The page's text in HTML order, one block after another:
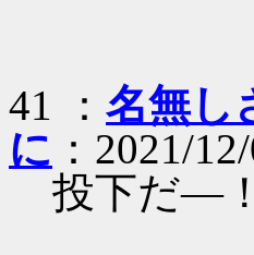
41 ： 名無し
に ：2021/
投下だ―！